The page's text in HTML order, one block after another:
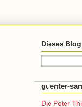
Dieses
guenter-
Die Peter